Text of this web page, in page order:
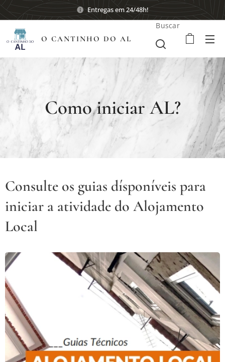
Entregas em 24/48h!
O CANTINHO DO AL
Buscar
Como iniciar AL?
Consulte os guias dísponíveis para
iniciar a atividade do Alojamento
Local